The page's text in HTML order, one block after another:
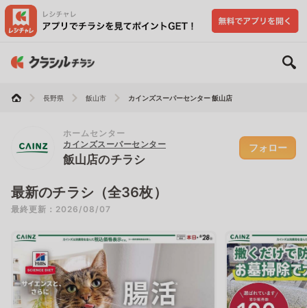
長野県 飯山市 カインズスーパーセンター 飯山店
ホームセンター
カインズスーパーセンター
飯山店のチラシ
フォロー
最新のチラシ（全36枚）
最終更新：2026/08/07